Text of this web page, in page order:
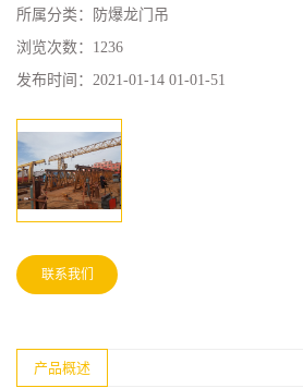
所属分类：
防爆龙门吊
浏览次数： 1236
发布时间： 2021-01-14 01-01-51
联系我们
产品概述